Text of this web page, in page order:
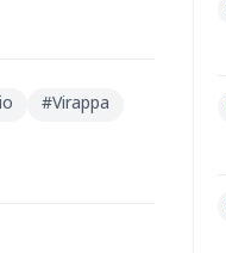
#Virappa